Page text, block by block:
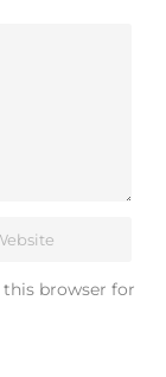
this browser for